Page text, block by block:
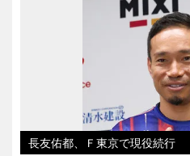
長友佑都、Ｆ東京で現役続行